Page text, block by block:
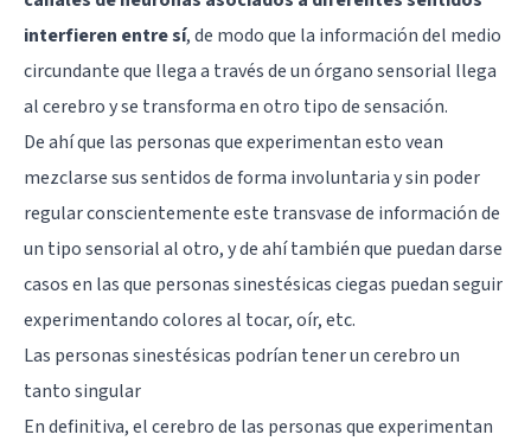
interfieren entre sí, de modo que la información del medio
circundante que llega a través de un órgano sensorial llega
alcerebroy se transforma en otro tipo de sensación.
De ahí que las personas que experimentan esto vean
mezclarse sus sentidos de forma involuntaria y sin poder
regular conscientemente este transvase de información de
un tipo sensorial al otro, y de ahí también que puedan darse
casos en las que personas sinestésicas ciegas puedan seguir
experimentando colores al tocar, oír, etc.
Las personas sinestésicas podrían tener un cerebro un
tanto singular
En definitiva, el cerebro de las personas que experimentan